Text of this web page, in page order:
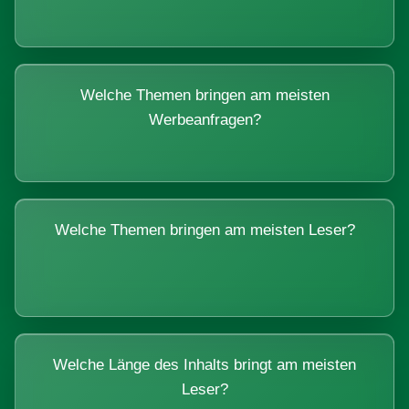
Welche Themen bringen am meisten
Werbeanfragen?
Welche Themen bringen am meisten Leser?
Welche Länge des Inhalts bringt am meisten
Leser?